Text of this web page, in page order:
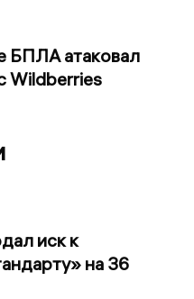
БПЛА атаковал
Wildberries
иск к
на 36